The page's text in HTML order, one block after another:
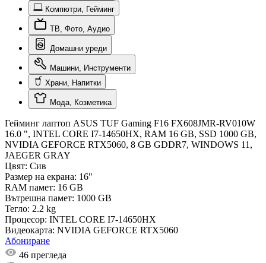
Компютри, Гейминг
ТВ, Фото, Аудио
Домашни уреди
Машини, Инструменти
Храни, Напитки
Мода, Козметика
Гейминг лаптоп ASUS TUF Gaming F16 FX608JMR-RV010W
16.0 ", INTEL CORE I7-14650HX, RAM 16 GB, SSD 1000 GB,
NVIDIA GEFORCE RTX5060, 8 GB GDDR7, WINDOWS 11,
JAEGER GRAY
Цвят: Сив
Размер на екрана: 16"
RAM памет: 16 GB
Вътрешна памет: 1000 GB
Тегло: 2.2 kg
Процесор: INTEL CORE I7-14650HX
Видеокарта: NVIDIA GEFORCE RTX5060
Абониране
46 прегледа